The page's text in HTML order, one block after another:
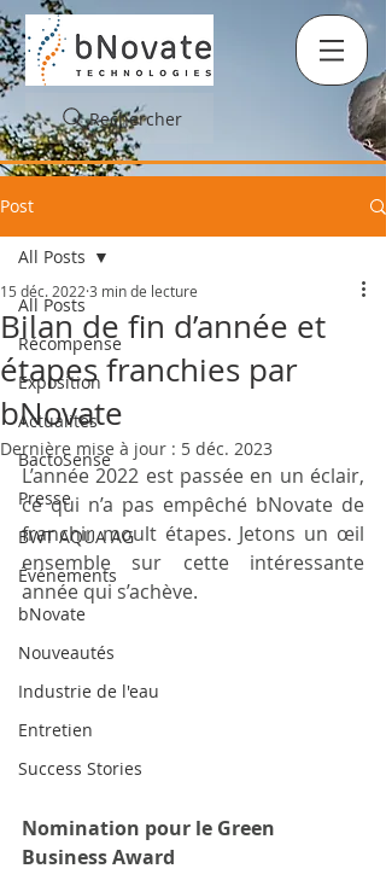
Rechercher
Post
All Posts
Récompense
Exposition
Actualités
BactoSense
Presse
BWT AQUA AG
Événements
bNovate
Nouveautés
Industrie de l'eau
Entretien
Success Stories
All Posts
Bilan de fin d’année et
étapes franchies par
bNovate
15 déc. 2022 3 min de lecture
Dernière mise à jour : 5 déc. 2023
L’année 2022 est passée en un éclair,
ce qui n’a pas empêché bNovate de
franchir moult étapes. Jetons un œil
ensemble sur cette intéressante
année qui s’achève.
Nomination pour le Green
Business Award